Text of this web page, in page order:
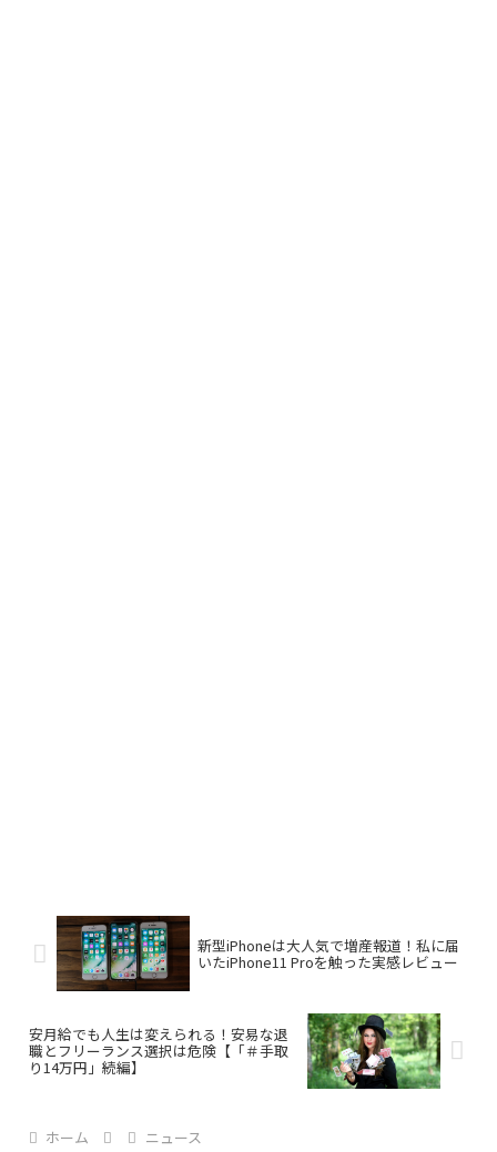
新型iPhoneは大人気で増産報道！私に届
いたiPhone11 Proを触った実感レビュー
安月給でも人生は変えられる！安易な退
職とフリーランス選択は危険【「＃手取
り14万円」続編】
ホーム ニュース